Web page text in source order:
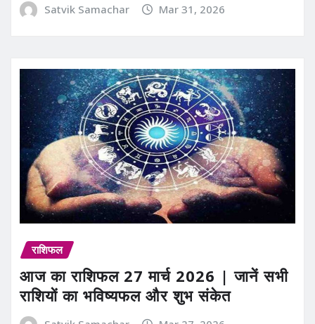
Satvik Samachar Mar 31, 2026
राशिफल
आज का राशिफल 27 मार्च 2026 | जानें सभी
राशियों का भविष्यफल और शुभ संकेत